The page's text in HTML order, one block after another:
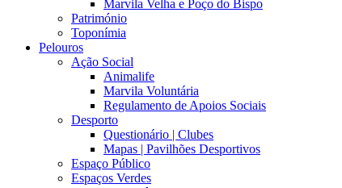
Marvila Velha e Poço do Bispo
Património
Toponímia
Pelouros
Ação Social
Animalife
Marvila Voluntária
Regulamento de Apoios Sociais
Desporto
Questionário | Clubes
Mapas | Pavilhões Desportivos
Espaço Público
Espaços Verdes